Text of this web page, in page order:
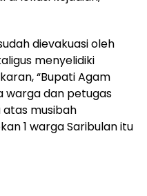
dievakuasi oleh
menyelidiki
“Bupati Agam
warga dan petugas
musibah
1 warga Saribulan itu